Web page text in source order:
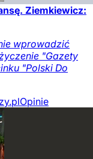
Ziemkiewicz:
wprowadzić
"Gazety
"Polski Do
Opinie